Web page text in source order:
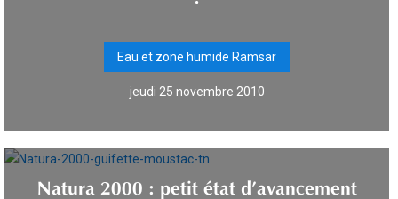
Eau et zone humide Ramsar
jeudi 25 novembre 2010
Natura 2000 : petit état d’avancement